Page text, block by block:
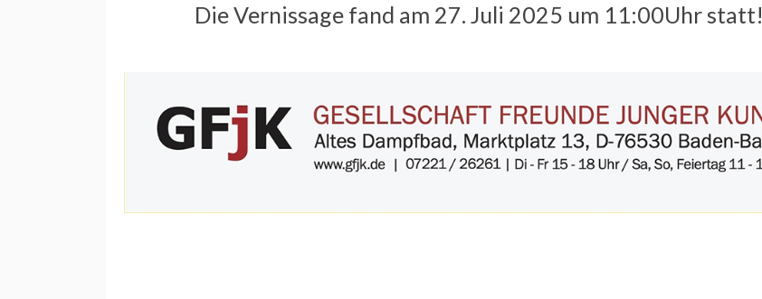
Die Vernissage fand am 27. Juli 2025 um 11:00Uhr statt!